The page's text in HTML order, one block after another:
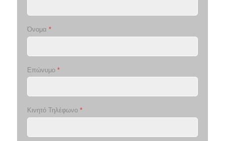
Όνομα *
Επώνυμο *
Κινητό Τηλέφωνο *